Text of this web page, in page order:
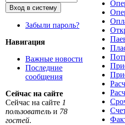
Забыли пароль?
Навигация
Важные новости
Последние
сообщения
Сейчас на сайте
Сейчас на сайте 1
пользователь и 78
гостей.